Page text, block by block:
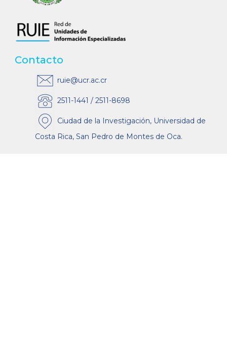
Contacto
ruie@ucr.ac.cr
2511-1441 / 2511-8698
Ciudad de la Investigación, Universidad de
Costa Rica, San Pedro de Montes de Oca.